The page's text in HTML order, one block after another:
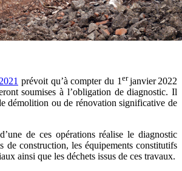
prévoit qu’à compter du 1 erjanvier 2022
soumises à l’obligation de diagnostic. Il
démolition ou de rénovation significative de
de ces opérations réalise le diagnostic
de construction, les équipements constitutifs
ainsi que les déchets issus de ces travaux.